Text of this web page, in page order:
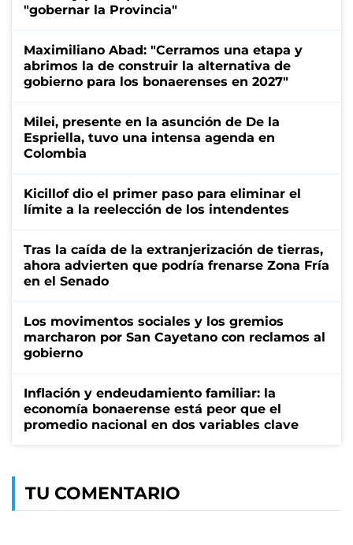
"gobernar la Provincia"
Maximiliano Abad: "Cerramos una etapa y
abrimos la de construir la alternativa de
gobierno para los bonaerenses en 2027"
Milei, presente en la asunción de De la
Espriella, tuvo una intensa agenda en
Colombia
Kicillof dio el primer paso para eliminar el
límite a la reelección de los intendentes
Tras la caída de la extranjerización de tierras,
ahora advierten que podría frenarse Zona Fría
en el Senado
Los movimentos sociales y los gremios
marcharon por San Cayetano con reclamos al
gobierno
Inflación y endeudamiento familiar: la
economía bonaerense está peor que el
promedio nacional en dos variables clave
TU COMENTARIO